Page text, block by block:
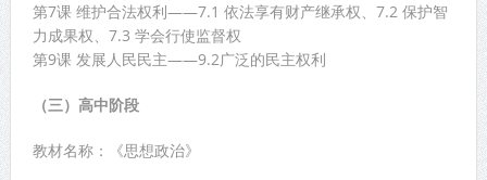
第7课 维护合法权利——7.1 依法享有财产继承权、7.2 保护智
力成果权、7.3 学会行使监督权
第9课 发展人民民主——9.2广泛的民主权利
（三）高中阶段
教材名称：《思想政治》